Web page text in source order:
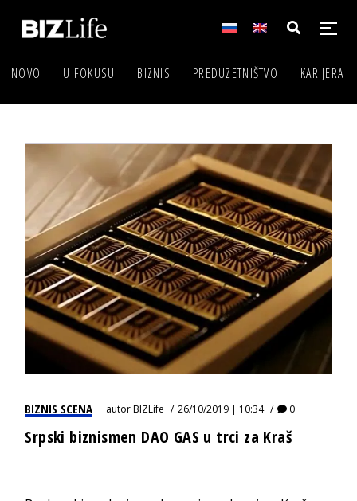
NOVO U FOKUSU BIZNIS PREDUZETNIŠTVO KARIJERA
BIZNIS SCENA autorBIZLife 26/10/2019 | 10:34 0
Srpski biznismen DAO GAS u trci za Kraš